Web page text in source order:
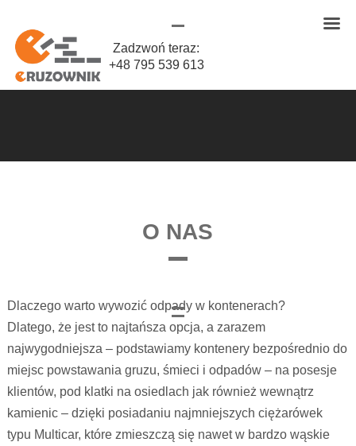
Zadzwoń teraz:
+48 795 539 613
O NAS
Dlaczego warto wywozić odpady w kontenerach?
Dlatego, że jest to najtańsza opcja, a zarazem
najwygodniejsza – podstawiamy kontenery bezpośrednio do
miejsc powstawania gruzu, śmieci i odpadów – na posesje
klientów, pod klatki na osiedlach jak również wewnątrz
kamienic – dzięki posiadaniu najmniejszych ciężarówek
typu Multicar, które zmieszczą się nawet w bardzo wąskie